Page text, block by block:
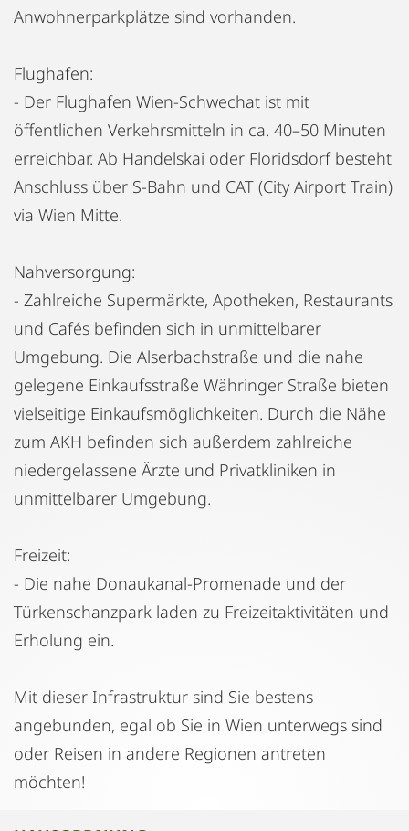
Anwohnerparkplätze sind vorhanden.
Flughafen:
- Der Flughafen Wien-Schwechat ist mit
öffentlichen Verkehrsmitteln in ca. 40–50 Minuten
erreichbar. Ab Handelskai oder Floridsdorf besteht
Anschluss über S-Bahn und CAT (City Airport Train)
via Wien Mitte.
Nahversorgung:
- Zahlreiche Supermärkte, Apotheken, Restaurants
und Cafés befinden sich in unmittelbarer
Umgebung. Die Alserbachstraße und die nahe
gelegene Einkaufsstraße Währinger Straße bieten
vielseitige Einkaufsmöglichkeiten. Durch die Nähe
zum AKH befinden sich außerdem zahlreiche
niedergelassene Ärzte und Privatkliniken in
unmittelbarer Umgebung.
Freizeit:
- Die nahe Donaukanal-Promenade und der
Türkenschanzpark laden zu Freizeitaktivitäten und
Erholung ein.
Mit dieser Infrastruktur sind Sie bestens
angebunden, egal ob Sie in Wien unterwegs sind
oder Reisen in andere Regionen antreten
möchten!